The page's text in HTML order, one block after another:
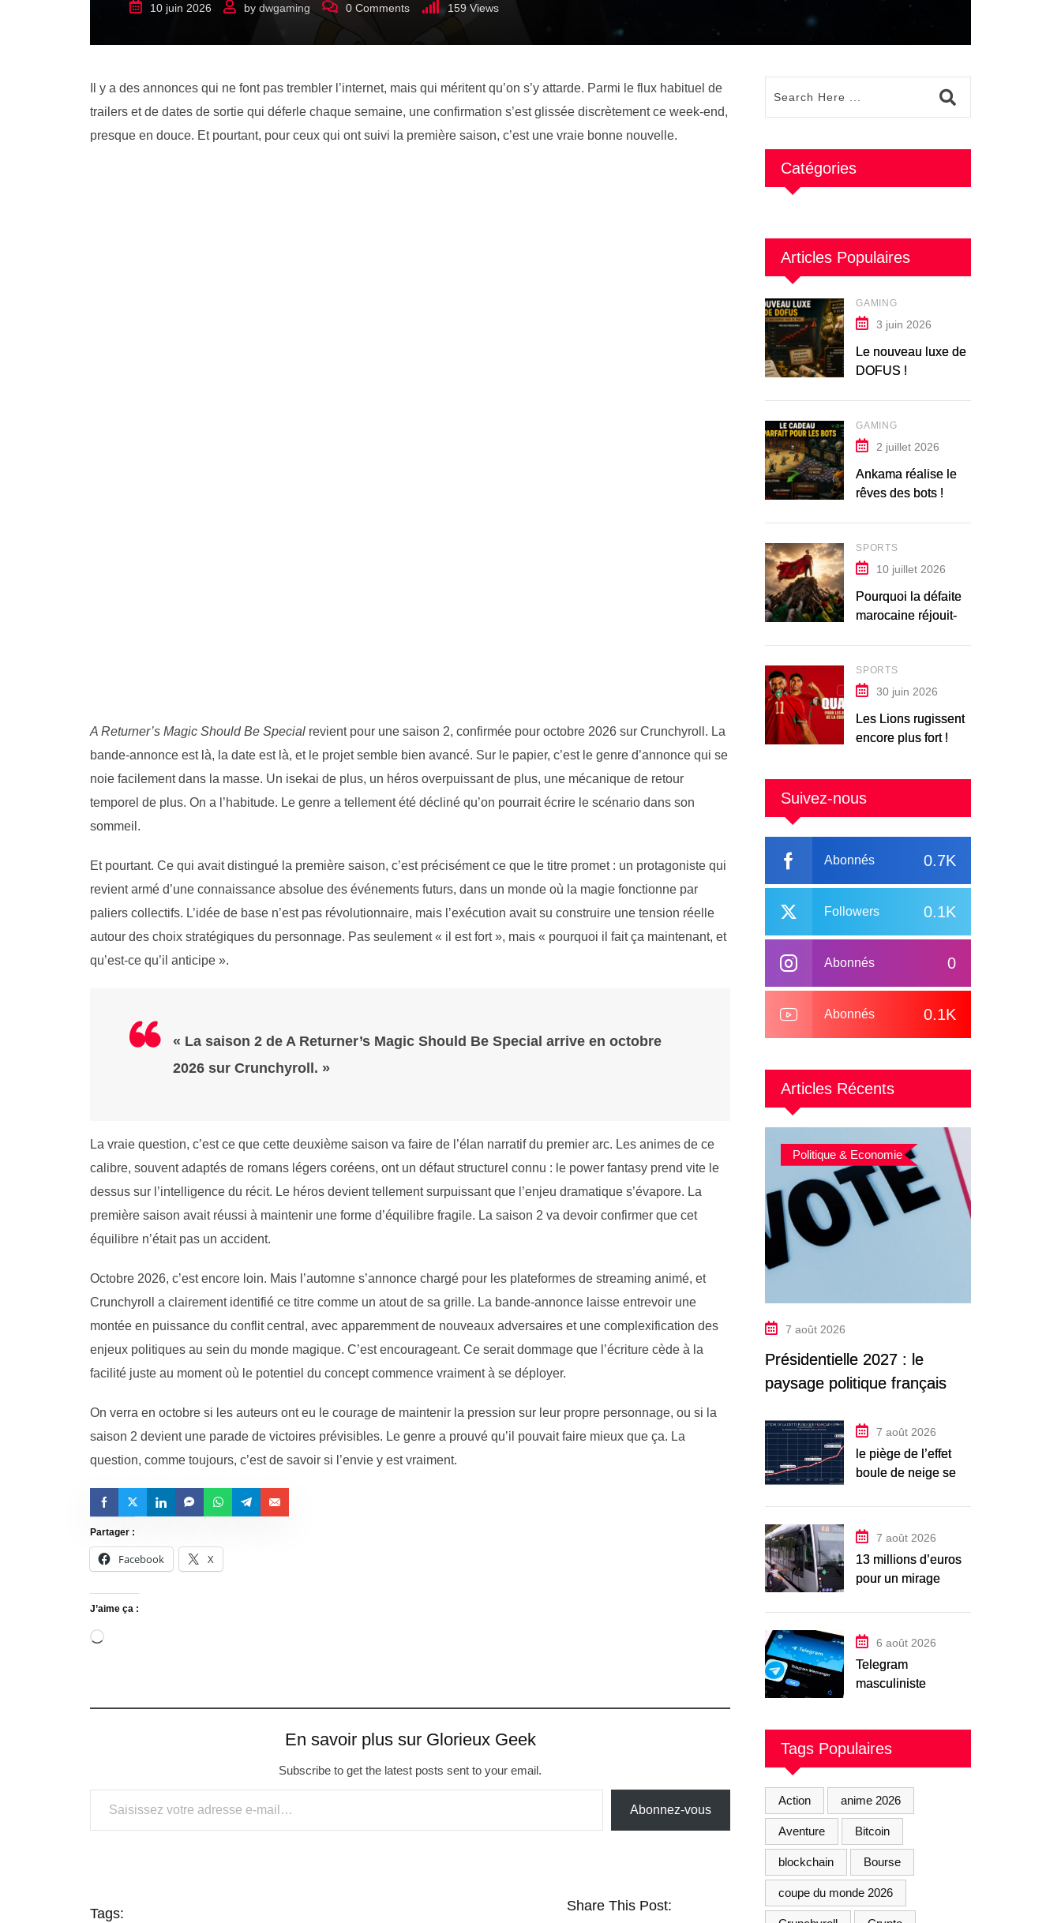
10 juin 2026 by dwgaming 0 Comments 159Views
Il y a des annonces qui ne font pas trembler l’internet, mais qui méritent qu’on s’y attarde. Parmi le flux habituel de
trailers et de dates de sortie qui déferle chaque semaine, une confirmation s’est glissée discrètement ce week-end,
presque en douce. Et pourtant, pour ceux qui ont suivi la première saison, c’est une vraie bonne nouvelle.
A Returner’s Magic Should Be Special revient pour une saison 2, confirmée pour octobre 2026 sur Crunchyroll. La
bande-annonce est là, la date est là, et le projet semble bien avancé. Sur le papier, c’est le genre d’annonce qui se
noie facilement dans la masse. Un isekai de plus, un héros overpuissant de plus, une mécanique de retour
temporel de plus. On a l’habitude. Le genre a tellement été décliné qu’on pourrait écrire le scénario dans son
sommeil.
Et pourtant. Ce qui avait distingué la première saison, c’est précisément ce que le titre promet : un protagoniste qui
revient armé d’une connaissance absolue des événements futurs, dans un monde où la magie fonctionne par
paliers collectifs. L’idée de base n’est pas révolutionnaire, mais l’exécution avait su construire une tension réelle
autour des choix stratégiques du personnage. Pas seulement « il est fort », mais « pourquoi il fait ça maintenant, et
qu’est-ce qu’il anticipe ».
« La saison 2 de A Returner’s Magic Should Be Special arrive en octobre
2026 sur Crunchyroll. »
La vraie question, c’est ce que cette deuxième saison va faire de l’élan narratif du premier arc. Les animes de ce
calibre, souvent adaptés de romans légers coréens, ont un défaut structurel connu : le power fantasy prend vite le
dessus sur l’intelligence du récit. Le héros devient tellement surpuissant que l’enjeu dramatique s’évapore. La
première saison avait réussi à maintenir une forme d’équilibre fragile. La saison 2 va devoir confirmer que cet
équilibre n’était pas un accident.
Octobre 2026, c’est encore loin. Mais l’automne s’annonce chargé pour les plateformes de streaming animé, et
Crunchyroll a clairement identifié ce titre comme un atout de sa grille. La bande-annonce laisse entrevoir une
montée en puissance du conflit central, avec apparemment de nouveaux adversaires et une complexification des
enjeux politiques au sein du monde magique. C’est encourageant. Ce serait dommage que l’écriture cède à la
facilité juste au moment où le potentiel du concept commence vraiment à se déployer.
On verra en octobre si les auteurs ont eu le courage de maintenir la pression sur leur propre personnage, ou si la
saison 2 devient une parade de victoires prévisibles. Le genre a prouvé qu’il pouvait faire mieux que ça. La
question, comme toujours, c’est de savoir si l’envie y est vraiment.
Partager :
Facebook X
J’aime ça :
En savoir plus sur Glorieux Geek
Subscribe to get the latest posts sent to your email.
Abonnez-vous
Tags: Share This Post:
Catégories
Articles Populaires
GAMING
3 juin 2026
Le nouveau luxe de
DOFUS !
GAMING
2 juillet 2026
Ankama réalise le
rêves des bots !
SPORTS
10 juillet 2026
Pourquoi la défaite
marocaine réjouit-
SPORTS
30 juin 2026
Les Lions rugissent
encore plus fort !
Suivez-nous
0.7K
Abonnés
0.1K
Followers
0
Abonnés
0.1K
Abonnés
Articles Récents
Politique & Economie
7 août 2026
Présidentielle 2027 : le
paysage politique français en
7 août 2026
le piège de l’effet
boule de neige se
7 août 2026
13 millions d’euros
pour un mirage
inauguré par
Macron
6 août 2026
Telegram
masculiniste
après une enquête
Tags Populaires
Action anime 2026
Aventure Bitcoin
blockchain Bourse
coupe du monde 2026